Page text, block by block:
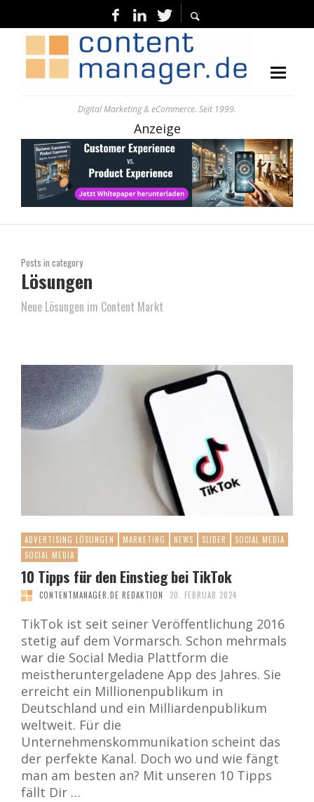
Digital Marketing & eCommerce. Seit 1999.
Anzeige
Posts in category
Lösungen
Neue Lösungen im Content Markt
ADVERTISING LÖSUNGEN MARKETING NEWS SLIDER
SOCIAL MEDIA
SOCIAL MEDIA
10 Tipps für den Einstieg bei TikTok
CONTENTMANAGER.DE REDAKTION 20. FEBRUAR 2024
TikTok ist seit seiner Veröffentlichung 2016
stetig auf dem Vormarsch. Schon mehrmals
war die Social Media Plattform die
meistheruntergeladene App des Jahres. Sie
erreicht ein Millionenpublikum in
Deutschland und ein Milliardenpublikum
weltweit. Für die
Unternehmenskommunikation scheint das
der perfekte Kanal. Doch wo und wie fängt
man am besten an? Mit unseren 10 Tipps
fällt Dir …